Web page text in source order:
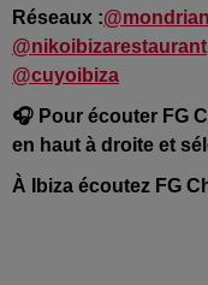
Réseaux :
@nikoibizarestaurant
@cuyoibiza
🎧 Pour écouter FG
en haut à droite et
À Ibiza écoutez FG